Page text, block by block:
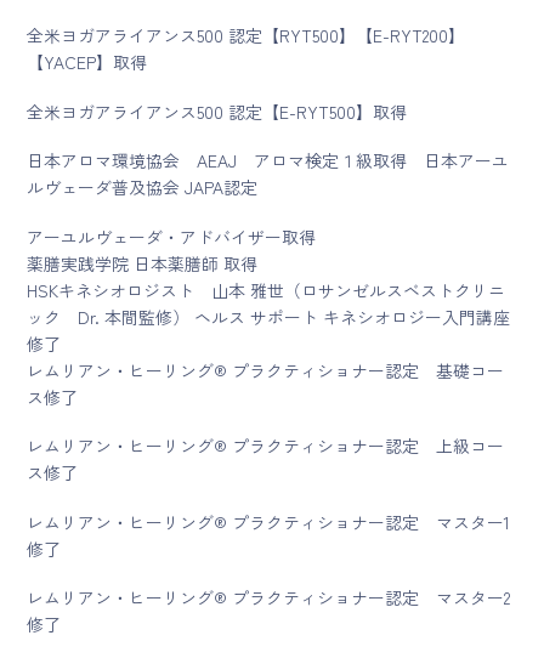
全米ヨガアライアンス500 認定【RYT500】【E-RYT200】
【YACEP】取得
全米ヨガアライアンス500 認定【E-RYT500】取得
日本アロマ環境協会 AEAJ アロマ検定１級取得 日本アーユ
ルヴェーダ普及協会 JAPA認定
アーユルヴェーダ・アドバイザー取得
薬膳実践学院 日本薬膳師 取得
HSKキネシオロジスト 山本 雅世（ロサンゼルスベストクリニ
ック Dr. 本間監修） ヘルス サポート キネシオロジー入門講座
修了
レムリアン・ヒーリング® プラクティショナー認定 基礎コー
ス修了
レムリアン・ヒーリング® プラクティショナー認定 上級コー
ス修了
レムリアン・ヒーリング® プラクティショナー認定 マスター1
修了
レムリアン・ヒーリング® プラクティショナー認定 マスター2
修了